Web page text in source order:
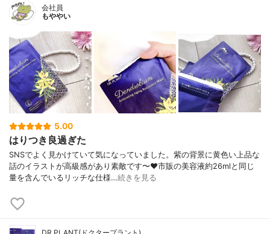
会社員
もややい
5.00
はりつき良過ぎた
SNSでよく見かけていて気になっていました。紫の背景に黄色い上品な
話のイラストが高級感があり素敵です〜❤️市販の美容液約26mlと同じ
量を含んでいるリッチな仕様…続きを見る